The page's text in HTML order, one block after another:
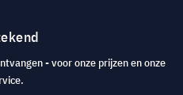
- voor onze prijzen en onze